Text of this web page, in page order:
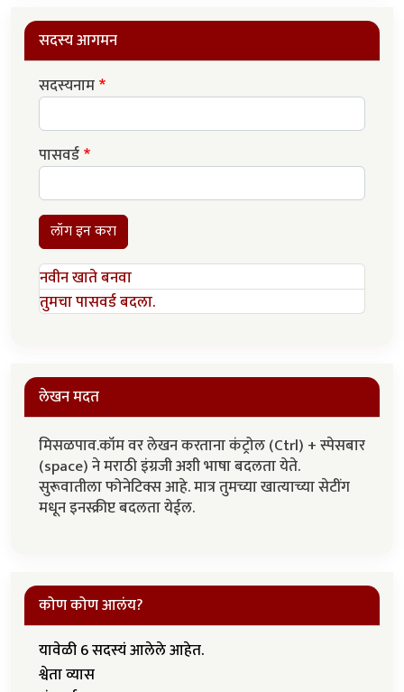
सदस्य आगमन
सदस्यनाम
पासवर्ड
लॉग इन करा
नवीन खाते बनवा
तुमचा पासवर्ड बदला.
लेखन मदत
मिसळपाव.कॉम वर लेखन करताना कंट्रोल (Ctrl) + स्पेसबार
(space) ने मराठी इंग्रजी अशी भाषा बदलता येते.
सुरूवातीला फोनेटिक्स आहे. मात्र तुमच्या खात्याच्या सेटींग
मधून इनस्क्रीप्ट बदलता येईल.
कोण कोण आलंय?
यावेळी 6 सदस्यं आलेले आहेत.
श्वेता व्यास